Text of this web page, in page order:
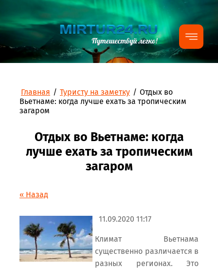
Главная / Туристу на заметку / Отдых во
Вьетнаме: когда лучше ехать за тропическим
загаром
Отдых во Вьетнаме: когда
лучше ехать за тропическим
загаром
« Назад
11.09.2020 11:17
Климат Вьетнама
существенно различается в
разных регионах. Это